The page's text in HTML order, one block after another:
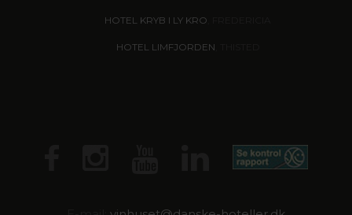
HOTEL KRYB I LY KRO
HOTEL LIMFJORDEN